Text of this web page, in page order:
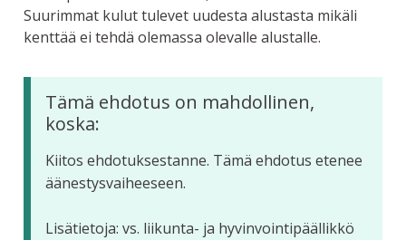
Suurimmat kulut tulevet uudesta alustasta mikäli
kenttää ei tehdä olemassa olevalle alustalle.
Tämä ehdotus on mahdollinen,
koska:
Kiitos ehdotuksestanne. Tämä ehdotus etenee
äänestysvaiheeseen.
Lisätietoja: vs. liikunta- ja hyvinvointipäällikkö